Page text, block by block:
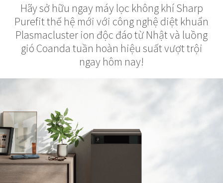
Hãy sở hữu ngay máy lọc không khí Sharp
Purefit thế hệ mới với công nghệ diệt khuẩn
Plasmacluster ion độc đáo từ Nhật và luồng
gió Coanda tuần hoàn hiệu suất vượt trội
ngay hôm nay!